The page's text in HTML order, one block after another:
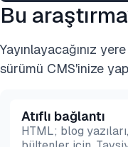
Bu
Yayınlayacağınız
sürümü CMS'inize
Atıflı bağlantı
HTML; blog